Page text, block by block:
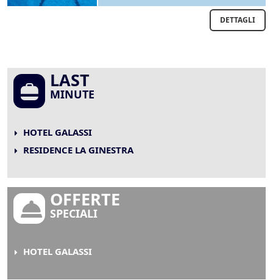
DETTAGLI
LAST
MINUTE
HOTEL GALASSI
RESIDENCE LA GINESTRA
OFFERTE
SPECIALI
HOTEL GALASSI